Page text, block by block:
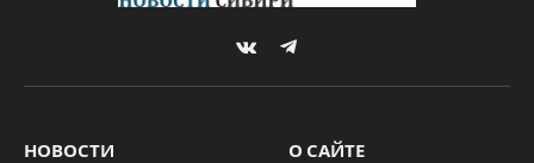
VKontakteTelegram
НОВОСТИ О САЙТЕ